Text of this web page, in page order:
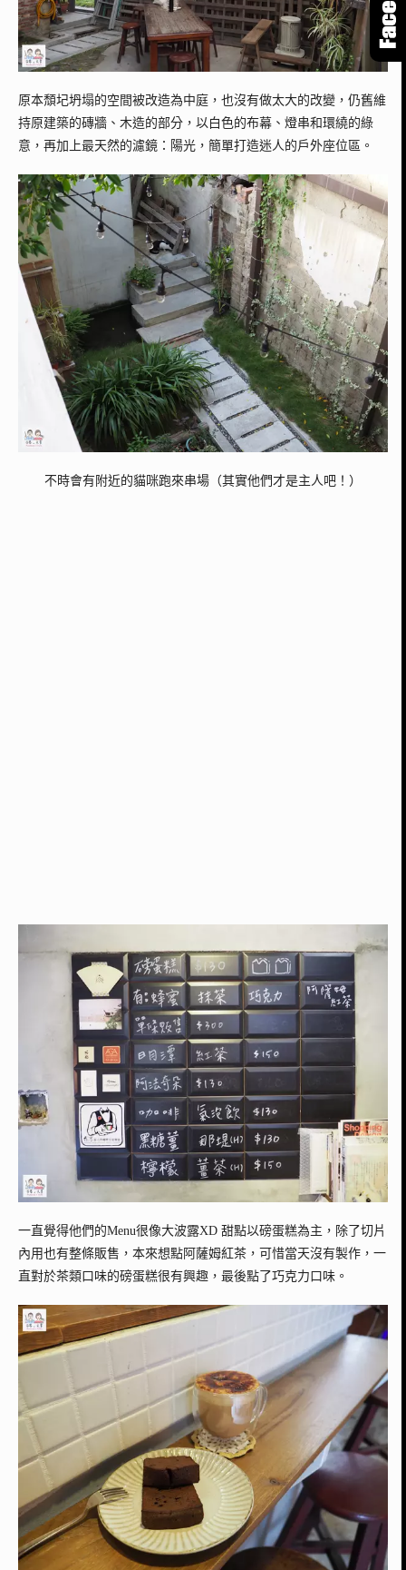
原本頹圮坍塌的空間被改造為中庭，也沒有做太大的改變，仍舊維
持原建築的磚牆、木造的部分，以白色的布幕、燈串和環繞的綠
意，再加上最天然的濾鏡：陽光，簡單打造迷人的戶外座位區。
不時會有附近的貓咪跑來串場（其實他們才是主人吧！）
一直覺得他們的Menu很像大波露XD 甜點以磅蛋糕為主，除了切片
內用也有整條販售，本來想點阿薩姆紅茶，可惜當天沒有製作，一
直對於茶類口味的磅蛋糕很有興趣，最後點了巧克力口味。